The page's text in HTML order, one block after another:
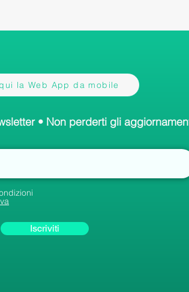
la Web App da mobile
• Non perderti gli
Iscriviti